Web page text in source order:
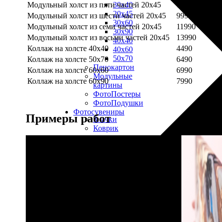
30х40
20х45
30х60
30х90
40х40
40х60
50х70
Пенокартон
Модульные
картины
ФотоПостеры
ФотоПодушки
Фотоcувениры
Значки
Коврик
для
Модульный холст из пяти частей 20х45
7990
Модульный холст из шести частей 20х45
9990
Модульный холст из семи частей 20х45
11990
Модульный холст из восьми частей 20х45
13990
Коллаж на холсте 40х40
4490
Коллаж на холсте 50х70
6490
Коллаж на холсте 60х60
6990
Коллаж на холсте 60х90
7990
Примеры работ